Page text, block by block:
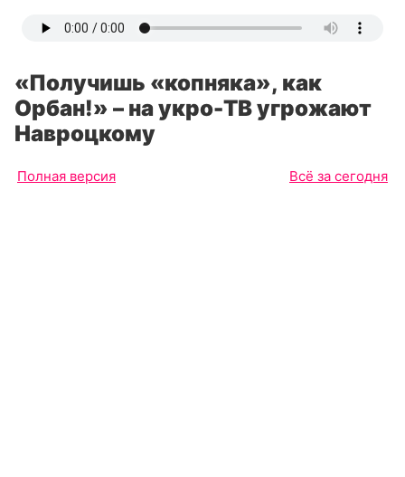
«Получишь «копняка», как
Орбан!» – на укро-ТВ угрожают
Навроцкому
Полная версия Всё за сегодня